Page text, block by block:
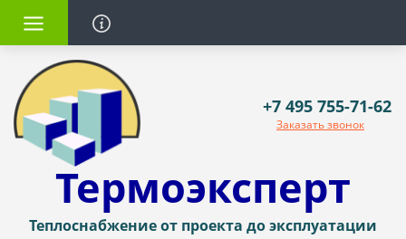
Термоэксперт
Теплоснабжение от проекта до эксплуатации
+7 495 755-71-62
Заказать звонок